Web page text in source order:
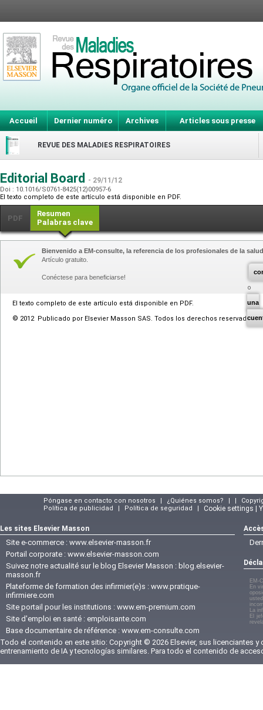
Accueil Dernier numéro Archives Articles sous presse
REVUE DES MALADIES RESPIRATOIRES
Editorial Board - 29/11/12
Doi : 10.1016/S0761-8425(12)00957-6
El texto completo de este artículo está disponible en PDF.
PDF
Resumen
Palabras clave
una
Bienvenido a EM-consulte, la referencia de los profesionales de la
Artículo gratuito.
Conéctese para beneficiarse!
El texto completo de este artículo está disponible en PDF.
© 2012 Publicado por Elsevier Masson SAS. Todos los derechos reservados.
Póngase en contacto con nosotros | ¿Quiénes somos? | |
Política de publicidad
| Política de seguridad | Cookie settings |
Les sites Elsevier Masson
Site e-commerce : www.elsevier-masson.fr
Portail corporate : www.elsevier-masson.com
Suivez notre actualité sur le blog Elsevier Masson : blog.elsevier-
masson.fr
Plateforme de formation des infirmier(e)s : www.pratique-
infirmiere.com
Site portail pour les institutions : www.em-premium.com
Site d'emploi en santé : emploisante.com
Base documentaire de référence : www.em-consulte.com
EM-
En
La
El
Todo el contenido en este sitio: Copyright © 2026 Elsevier, sus licenciantes
entrenamiento de IA y tecnologías similares. Para todo el contenido de